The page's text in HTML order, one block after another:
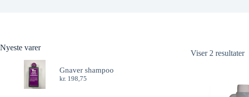
Viser 2 resultater
Nyeste varer
Gnaver shampoo
kr. 198,75